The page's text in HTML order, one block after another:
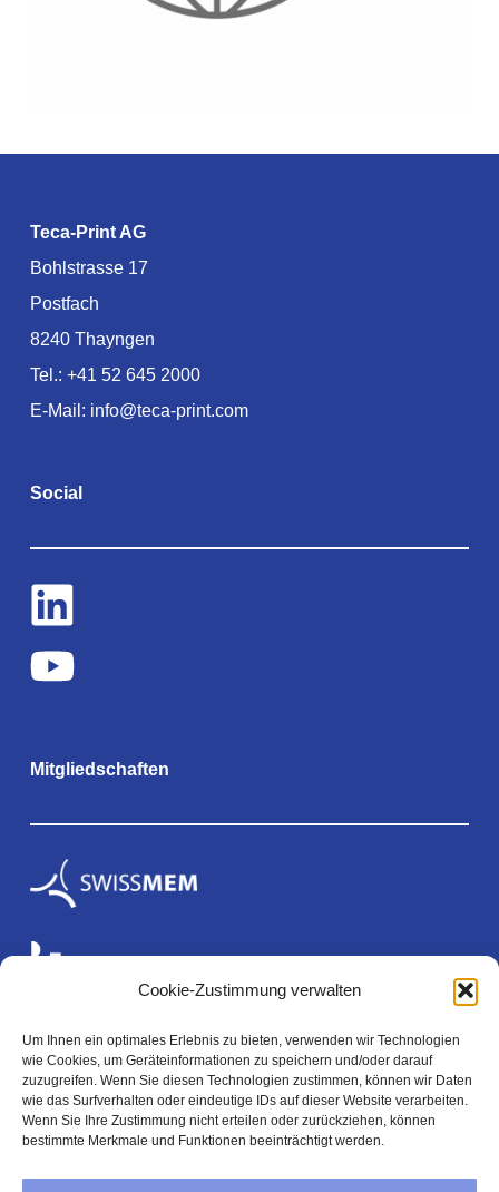
Cookie-Zustimmung verwalten
Um Ihnen ein optimales Erlebnis zu bieten, verwenden wir Technologien
wie Cookies, um Geräteinformationen zu speichern und/oder darauf
zuzugreifen. Wenn Sie diesen Technologien zustimmen, können wir Daten
wie das Surfverhalten oder eindeutige IDs auf dieser Website verarbeiten.
Wenn Sie Ihre Zustimmung nicht erteilen oder zurückziehen, können
bestimmte Merkmale und Funktionen beeinträchtigt werden.
Teca-Print AG
Bohlstrasse 17
Postfach
8240 Thayngen
Tel.: +41 52 645 2000
E-Mail: info@teca-print.com
Social
Mitgliedschaften
Rechtliches
Impressum